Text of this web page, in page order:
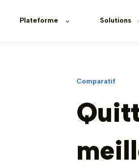
Plateforme Solutions
Comparatif